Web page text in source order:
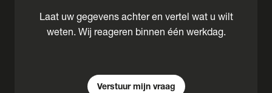
Laat uw gegevens achter en vertel wat u wilt
weten. Wij reageren binnen één werkdag.
Verstuur mijn vraag